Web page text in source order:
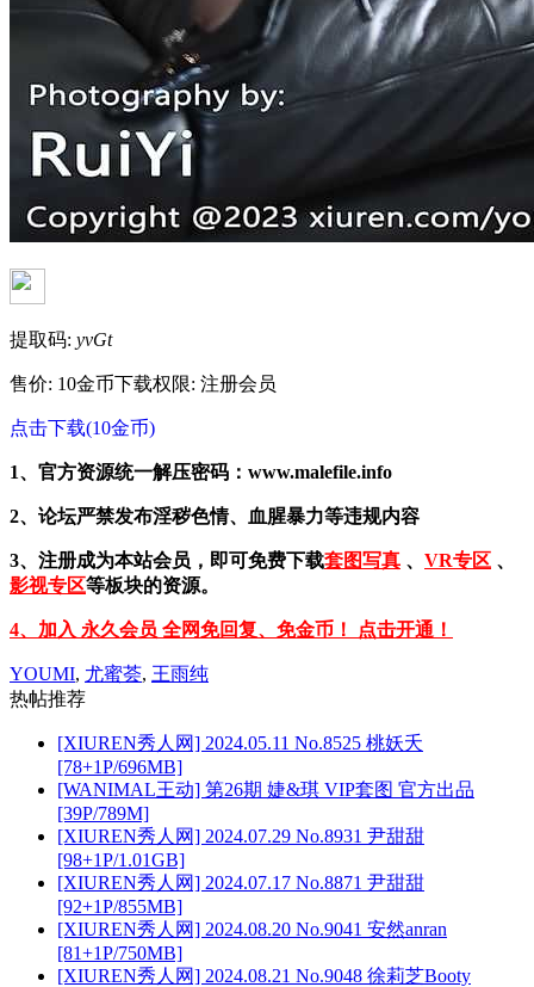
提取码: yvGt
售价: 10金币下载权限: 注册会员
点击下载(10金币)
1、官方资源统一解压密码：www.malefile.info
2、论坛严禁发布淫秽色情、血腥暴力等违规内容
3、注册成为本站会员，即可免费下载套图写真 、 VR专区 、
影视专区等板块的资源。
4、加入 永久会员 全网免回复、免金币！ 点击开通！
YOUMI, 尤蜜荟, 王雨纯
热帖推荐
[XIUREN秀人网] 2024.05.11 No.8525 桃妖夭
[78+1P/696MB]
[WANIMAL王动] 第26期 婕&琪 VIP套图 官方出品
[39P/789M]
[XIUREN秀人网] 2024.07.29 No.8931 尹甜甜
[98+1P/1.01GB]
[XIUREN秀人网] 2024.07.17 No.8871 尹甜甜
[92+1P/855MB]
[XIUREN秀人网] 2024.08.20 No.9041 安然anran
[81+1P/750MB]
[XIUREN秀人网] 2024.08.21 No.9048 徐莉芝Booty